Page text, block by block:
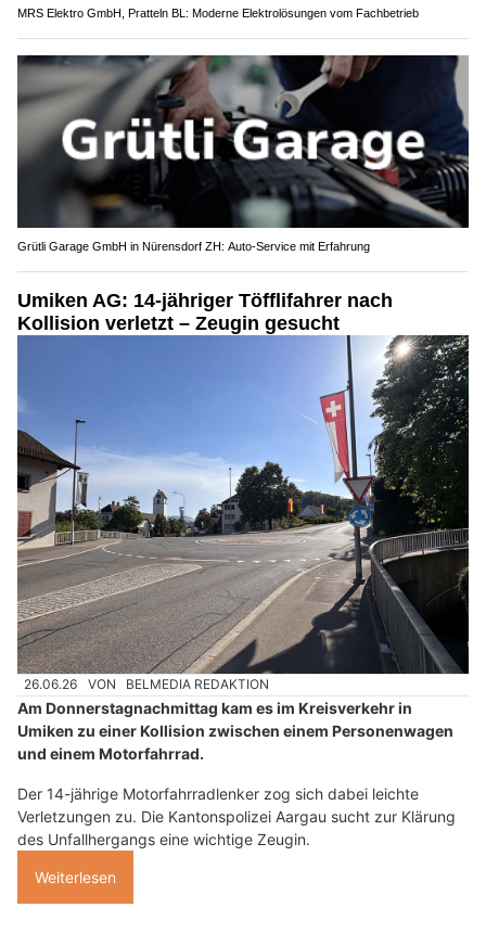
MRS Elektro GmbH, Pratteln BL: Moderne Elektrolösungen vom Fachbetrieb
Grütli Garage GmbH in Nürensdorf ZH: Auto-Service mit Erfahrung
Umiken AG: 14-jähriger Töfflifahrer nach
Kollision verletzt – Zeugin gesucht
26.06.26 VON BELMEDIA REDAKTION
Am Donnerstagnachmittag kam es im Kreisverkehr in
Umiken zu einer Kollision zwischen einem Personenwagen
und einem Motorfahrrad.
Der 14-jährige Motorfahrradlenker zog sich dabei leichte
Verletzungen zu. Die Kantonspolizei Aargau sucht zur Klärung
des Unfallhergangs eine wichtige Zeugin.
Weiterlesen